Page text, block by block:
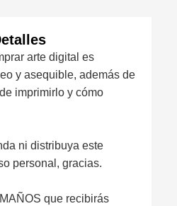
arte digital es
y asequible, además de
imprimirlo y cómo
ni distribuya este
personal, gracias.
que recibirás